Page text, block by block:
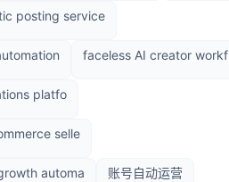
posting service
faceless AI creator
platfo
selle
automa 账号自动运营